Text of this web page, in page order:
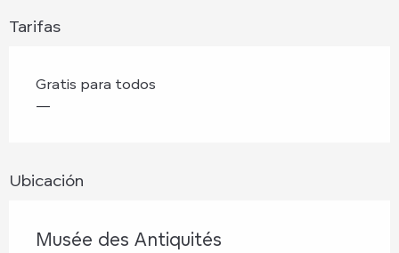
Tarifas
Gratis para todos
—
Ubicación
Musée des Antiquités